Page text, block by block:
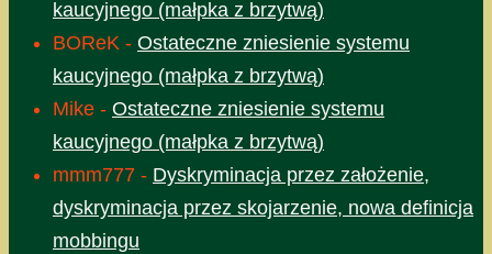
kaucyjnego (małpka z brzytwą)
BOReK - Ostateczne zniesienie systemu
kaucyjnego (małpka z brzytwą)
Mike - Ostateczne zniesienie systemu
kaucyjnego (małpka z brzytwą)
mmm777 - Dyskryminacja przez założenie,
dyskryminacja przez skojarzenie, nowa definicja
mobbingu